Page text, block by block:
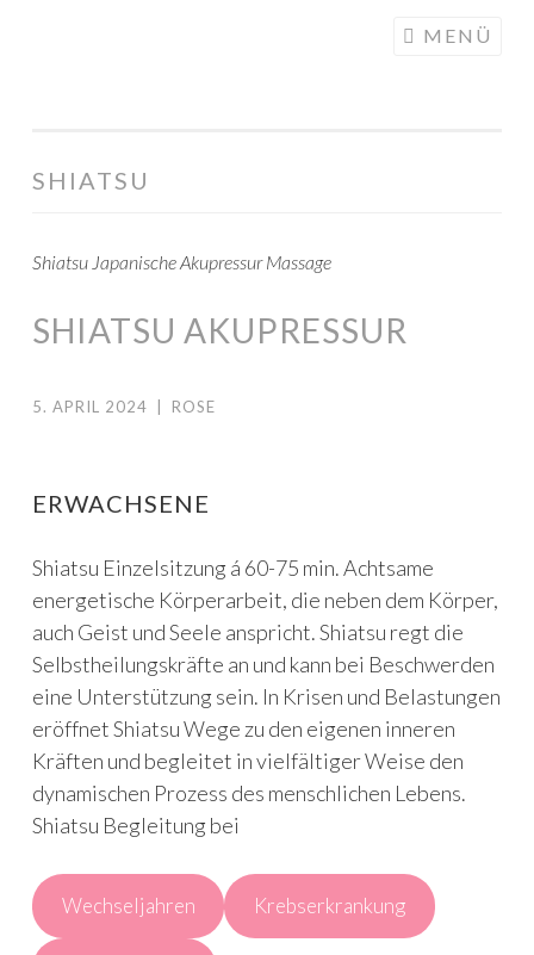
MENÜ
SHIATSU
Shiatsu Japanische Akupressur Massage
SHIATSU AKUPRESSUR
5. APRIL 2024 ROSE
ERWACHSENE
Shiatsu Einzelsitzung á 60-75 min. Achtsame
energetische Körperarbeit, die neben dem Körper,
auch Geist und Seele anspricht. Shiatsu regt die
Selbstheilungskräfte an und kann bei Beschwerden
eine Unterstützung sein. In Krisen und Belastungen
eröffnet Shiatsu Wege zu den eigenen inneren
Kräften und begleitet in vielfältiger Weise den
dynamischen Prozess des menschlichen Lebens.
Shiatsu Begleitung bei
Wechseljahren Krebserkrankung